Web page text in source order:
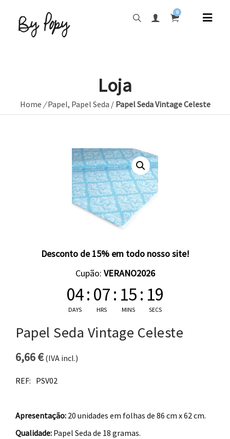
0
Loja
Home /Papel, Papel Seda / Papel Seda Vintage Celeste
Desconto de 15% em todo nosso site!
Cupão: VERANO2026
04
DAYS
: 07
HRS
: 15
MINS
: 18
SECS
Papel Seda Vintage Celeste
6,66€(IVA incl.)
REF: PSV02
Apresentação: 20 unidades em folhas de 86 cm x 62 cm.
Qualidade: Papel Seda de 18 gramas.